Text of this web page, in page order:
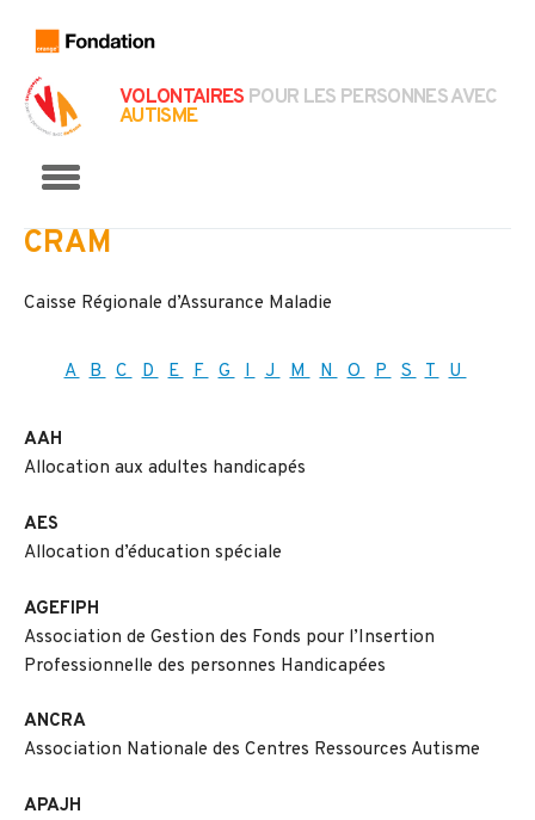
VOLONTAIRES POUR LES PERSONNES AVEC
AUTISME
CRAM
Caisse Régionale d’Assurance Maladie
A B C D E F G I J M N O P S T U
AAH
Allocation aux adultes handicapés
AES
Allocation d’éducation spéciale
AGEFIPH
Association de Gestion des Fonds pour l’Insertion
Professionnelle des personnes Handicapées
ANCRA
Association Nationale des Centres Ressources Autisme
APAJH